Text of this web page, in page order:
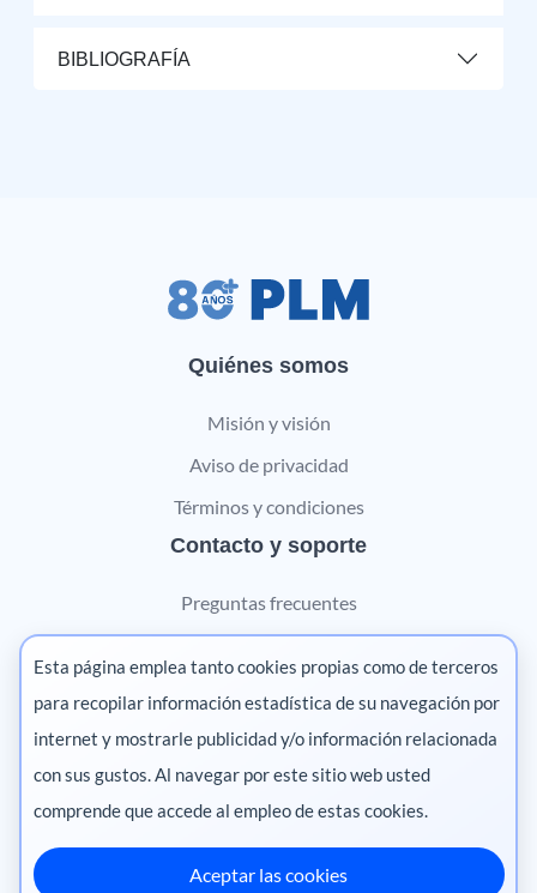
BIBLIOGRAFÍA
Quiénes somos
Misión y visión
Aviso de privacidad
Términos y condiciones
Contacto y soporte
Preguntas frecuentes
Contáctanos
Marketing digital
Pharma
México ·
Esta página emplea tanto cookies propias como de terceros
para recopilar información estadística de su navegación por
internet y mostrarle publicidad y/o información relacionada
con sus gustos. Al navegar por este sitio web usted
comprende que accede al empleo de estas cookies.
Aceptar las cookies